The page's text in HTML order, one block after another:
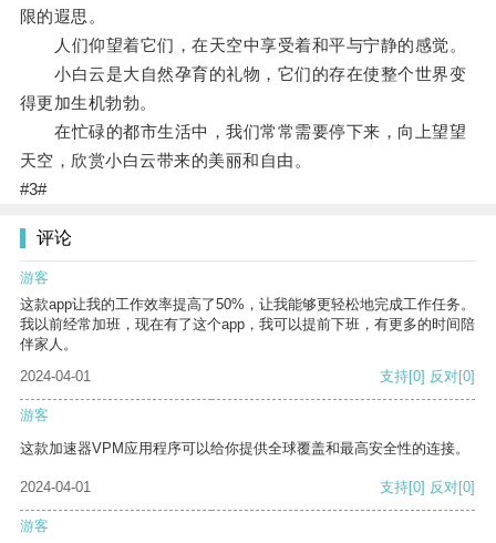
限的遐思。
人们仰望着它们，在天空中享受着和平与宁静的感觉。
小白云是大自然孕育的礼物，它们的存在使整个世界变
得更加生机勃勃。
在忙碌的都市生活中，我们常常需要停下来，向上望望
天空，欣赏小白云带来的美丽和自由。
#3#
评论
游客
这款app让我的工作效率提高了50%，让我能够更轻松地完成工作任务。
我以前经常加班，现在有了这个app，我可以提前下班，有更多的时间陪
伴家人。
2024-04-01
支持[0] 反对[0]
游客
这款加速器VPM应用程序可以给你提供全球覆盖和最高安全性的连接。
2024-04-01 支持[0] 反对[0]
游客